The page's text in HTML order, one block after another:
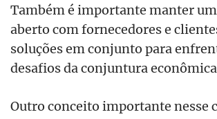
Também é importante manter
aberto com fornecedores e
soluções em conjunto para
desafios da conjuntura
Outro conceito importante nesse